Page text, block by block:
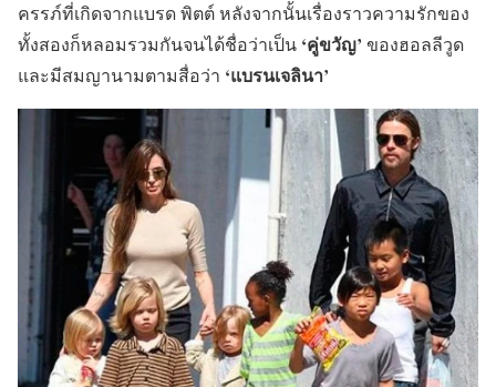
ครรภ์ที่เกิดจากแบรด พิตต์ หลังจากนั้นเรื่องราวความรักของ
ทั้งสองก็หลอมรวมกันจนได้ชื่อว่าเป็น ‘คู่ขวัญ’ ของฮอลลีวูด
และมีสมญานามตามสื่อว่า ‘แบรนเจลินา’